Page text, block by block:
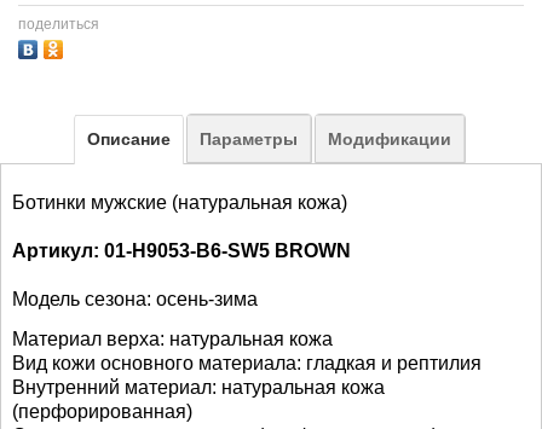
поделиться
Описание Параметры Модификации
Ботинки мужские (натуральная кожа)
Артикул: 01-H9053-B6-SW5 BROWN
Модель сезона: осень-зима
Материал верха: натуральная кожа
Вид кожи основного материала: гладкая и рептилия
Внутренний материал: натуральная кожа
(перфорированная)